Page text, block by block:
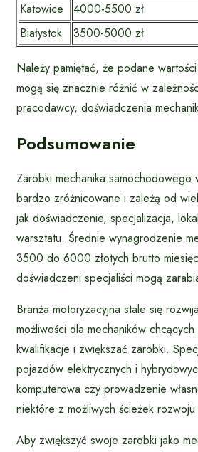
Katowice
4000-5500 zł
Białystok
3500-5000 zł
Należy pamiętać, że podane
mogą się znacznie różnić w
pracodawcy, doświadczenia
Podsumowanie
Zarobki mechanika
bardzo zróżnicowane i zależą od
jak doświadczenie, specjalizacja,
warsztatu. Średnie wynagrodzenie
3500 do 6000 złotych brutto
doświadczeni specjaliści mogą
Branża motoryzacyjna stale się
możliwości dla mechaników
kwalifikacje i zwiększać zarobki.
pojazdów elektrycznych i
komputerowa czy prowadzenie
niektóre z możliwych ścieżek
Aby zwiększyć swoje zarobki jako